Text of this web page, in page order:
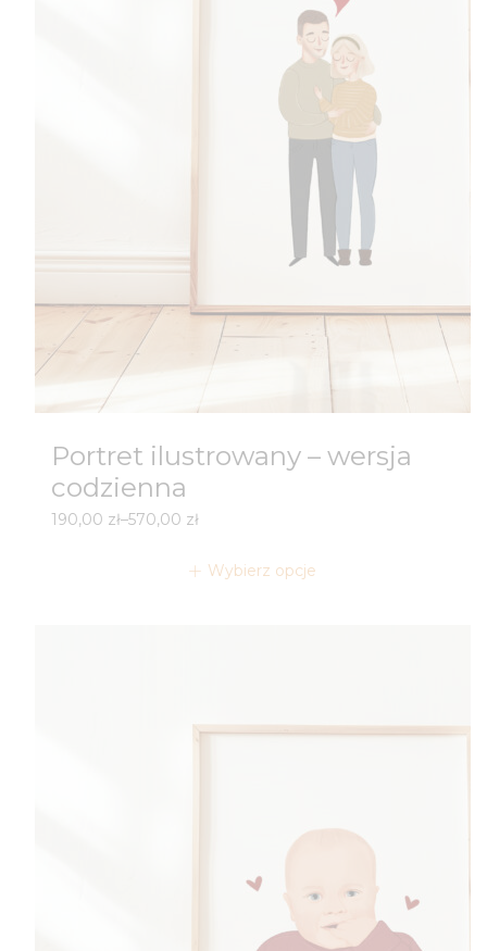
Portret ilustrowany – wersja
codzienna
190,00 zł–570,00 zł
Zakres
Wybierz opcje